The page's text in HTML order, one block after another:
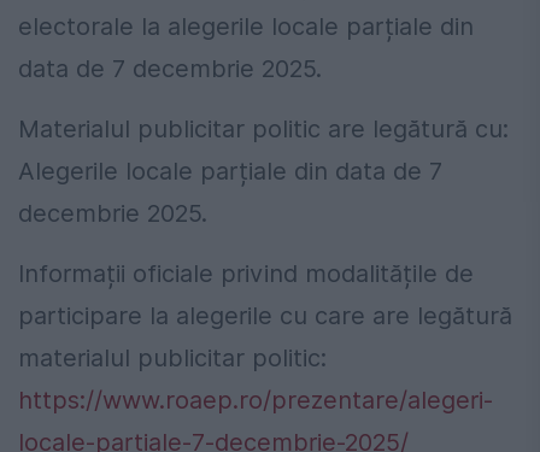
electorale la alegerile locale parțiale din
data de 7 decembrie 2025.
Materialul publicitar politic are legătură cu:
Alegerile locale parțiale din data de 7
decembrie 2025.
Informații oficiale privind modalitățile de
participare la alegerile cu care are legătură
materialul publicitar politic:
https://www.roaep.ro/prezentare/alegeri-
locale-partiale-7-decembrie-2025/